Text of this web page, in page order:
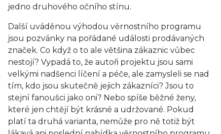
jedno druhového očního stínu.
Další uváděnou výhodou věrnostního programu
jsou pozvánky na pořádané události prodávaných
značek. Co když o to ale většina zákaznic vůbec
nestojí? Vypadá to, že autoři projektu jsou sami
velkými nadšenci líčení a péče, ale zamysleli se nad
tím, kdo jsou skutečně jejich zákazníci? Jsou to
stejní fanoušci jako oni? Nebo spíše běžné ženy,
které jen chtějí být krásné a udržované. Pokud
platí ta druhá varianta, nemůže pro ně totiž být